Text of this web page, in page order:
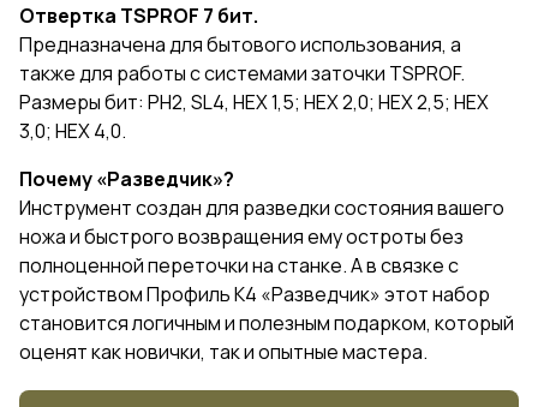
Отвертка TSPROF 7 бит.
Предназначена для бытового использования, а
также для работы с системами заточки TSPROF.
Размеры бит: PH2, SL4, HEX 1,5; HEX 2,0; HEX 2,5; HEX
3,0; HEX 4,0.
Почему «Разведчик»?
Инструмент создан для разведки состояния вашего
ножа и быстрого возвращения ему остроты без
полноценной переточки на станке. А в связке с
устройством Профиль К4 «Разведчик» этот набор
становится логичным и полезным подарком, который
оценят как новички, так и опытные мастера.